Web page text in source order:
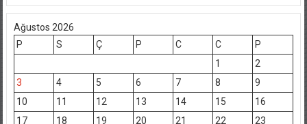
Ağustos 2026
P
S Ç P C C
P
1
2
3
4 5 6 7 8
9
10
11 12 13 14 15
16
17
18 19 20 21 22
23